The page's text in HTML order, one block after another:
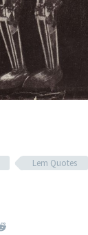
Lem Quotes